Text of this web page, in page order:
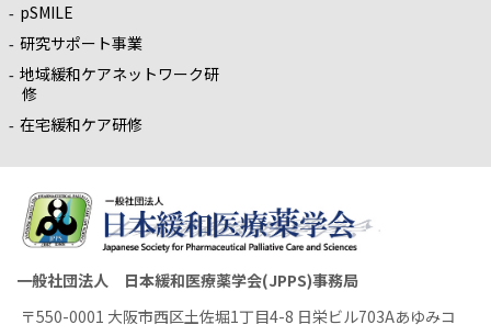
pSMILE
研究サポート事業
地域緩和ケアネットワーク研
修
在宅緩和ケア研修
一般社団法人 日本緩和医療薬学会(JPPS)事務局
〒550-0001 大阪市西区土佐堀1丁目4-8 日栄ビル703Aあゆみコ